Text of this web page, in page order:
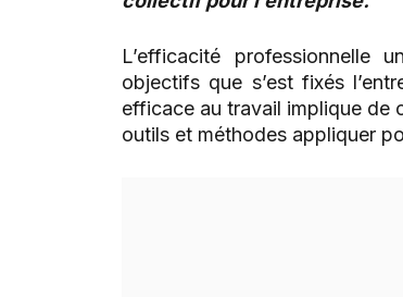
L’efficacité professionnelle
objectifs que s’est fixés
efficace au travail implique de
outils et méthodes appliquer